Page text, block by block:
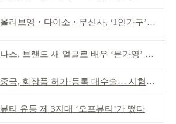
올리브영‧다이소‧무신사, ‘1인가구’가 이끈다
나스, 브랜드 새 얼굴로 배우 ‘문가영’ 발탁
중국, 화장품 허가·등록 대수술… 시험자료 공용 허용
뷰티 유통 제 3지대 ‘오프뷰티’가 떴다